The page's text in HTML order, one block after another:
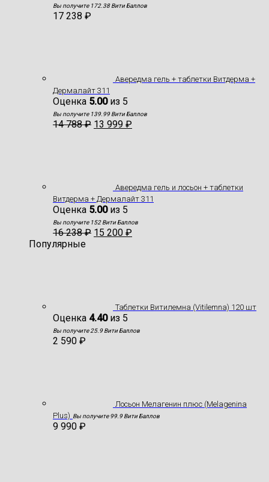
Вы получите 172.38 Вити Баллов
17 238 ₽
Авередма гель + таблетки Витдерма +
Дермалайт 311
Оценка 5.00из 5
Вы получите 139.99 Вити Баллов
14 788₽ 13 999 ₽
Авередма гель и лосьон + таблетки
Витдерма + Дермалайт 311
Оценка 5.00из 5
Вы получите 152 Вити Баллов
16 238₽ 15 200 ₽
Популярные
Таблетки Витилемна (Vitilemna) 120 шт
Оценка 4.40из 5
Вы получите 25.9 Вити Баллов
2 590 ₽
Лосьон Мелагенин плюс (Melagenina
Plus) Вы получите 99.9 Вити Баллов
9 990 ₽